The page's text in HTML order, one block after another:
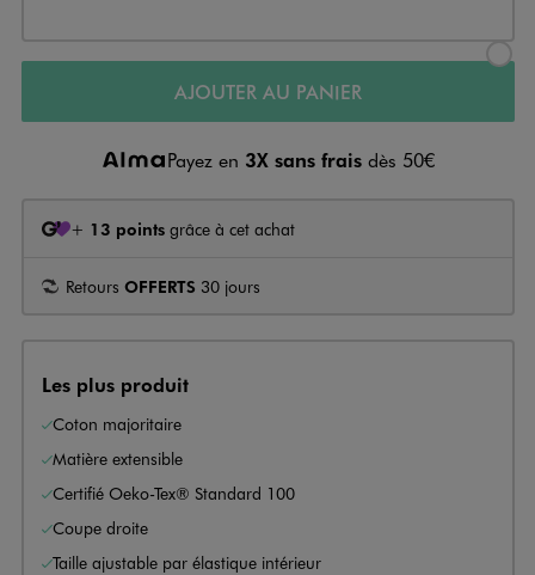
AJOUTER AU PANIER
Payez en 3X sans frais dès 50€
+ 13 points grâce à cet achat
Retours OFFERTS 30 jours
Les plus produit
Coton majoritaire
Matière extensible
Certifié Oeko-Tex® Standard 100
Coupe droite
Taille ajustable par élastique intérieur